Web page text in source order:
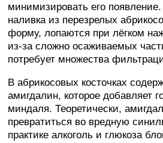
минимизировать его
наливка из перезрелых
форму, лопаются при лёгком
из-за сложно осаживаемых
потребует множества
В абрикосовых косточках
амигдалин, которое добавляет
миндаля. Теоретически,
превратиться во вредную
практике алкоголь и глюкоза